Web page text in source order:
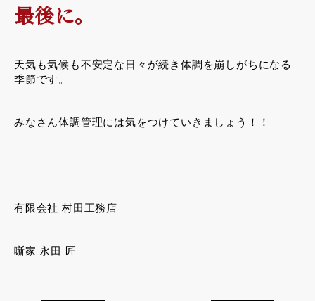
最後に。
天気も気候も不安定な日々が続き体調を崩しがちになる
季節です。
みなさん体調管理には気をつけていきましょう！！
有限会社 村田工務店
噺家 永田 匠